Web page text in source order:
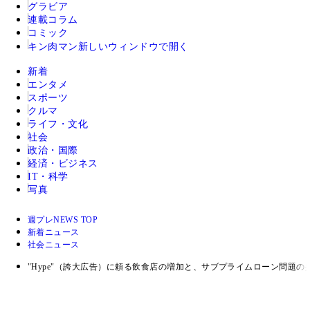
グラビア
連載コラム
コミック
キン肉マン 新しいウィンドウで開く
新着
エンタメ
スポーツ
クルマ
ライフ・文化
社会
政治・国際
経済・ビジネス
IT・科学
写真
週プレNEWS TOP
新着ニュース
社会ニュース
"Hype"（誇大広告）に頼る飲食店の増加と、サブプライムローン問題の